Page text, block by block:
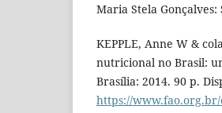
Maria Stela Gonçalves:
KEPPLE, Anne W &
nutricional no Brasil:
Brasília: 2014. 90 p.
https://